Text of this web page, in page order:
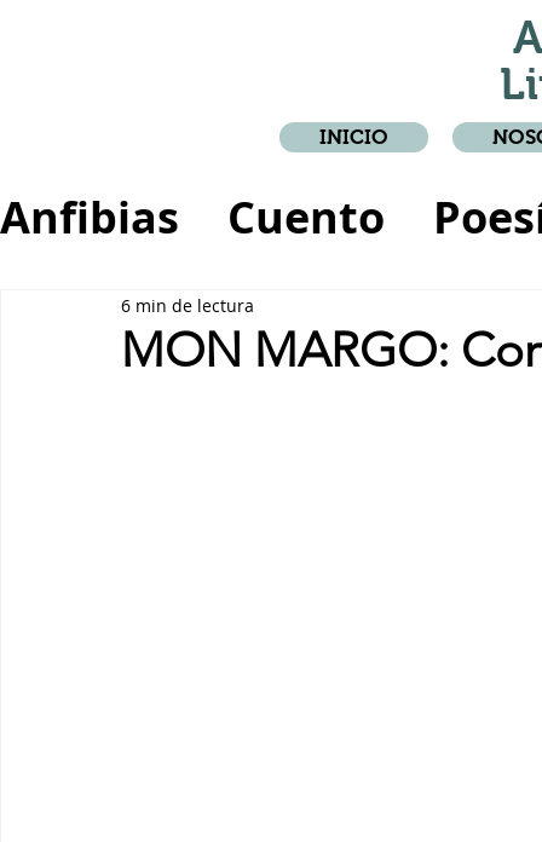
INICIO
Anfibias Cuento
Crónica
MON MARGO:
6 min de lectura